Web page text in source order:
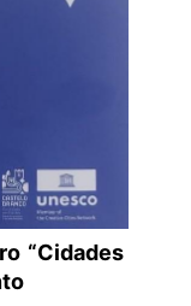
“Cidades